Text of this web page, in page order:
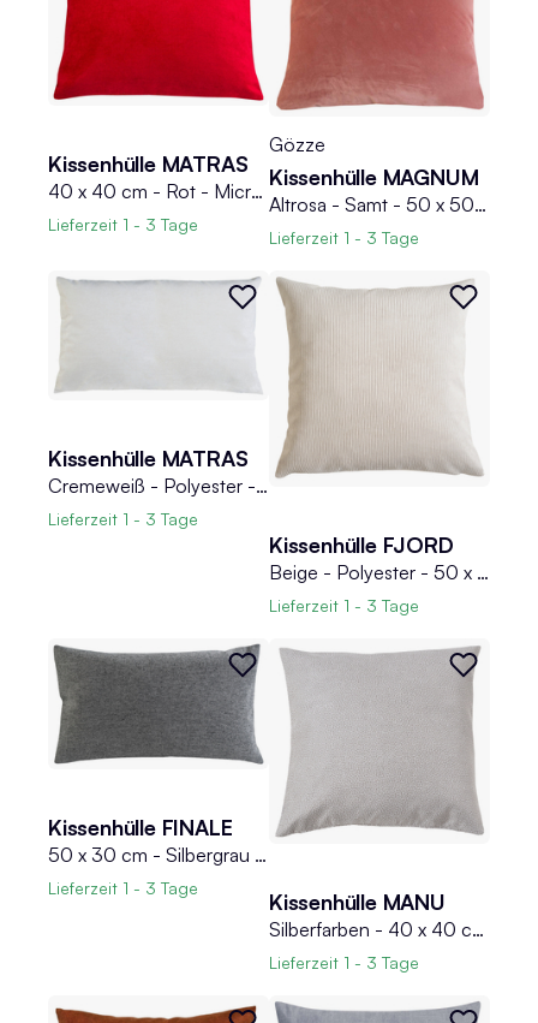
Kissenhülle MATRAS
40 x 40 cm - Rot - Microvelours - mit Reißverschluss
Lieferzeit 1 - 3 Tage
Gözze
Kissenhülle MAGNUM
Altrosa - Samt - 50 x 50 cm - mit Reißverschluss
Lieferzeit 1 - 3 Tage
Kissenhülle MATRAS
Cremeweiß - Polyester - 40 x 60 cm - mit Reißverschluss
Lieferzeit 1 - 3 Tage
Kissenhülle FJORD
Beige - Polyester - 50 x 50 cm - mit Reißverschluss
Lieferzeit 1 - 3 Tage
Kissenhülle FINALE
50 x 30 cm - Silbergrau - mit Reißverschluss
Lieferzeit 1 - 3 Tage
Kissenhülle MANU
Silberfarben - 40 x 40 cm - Lederoptik
Lieferzeit 1 - 3 Tage